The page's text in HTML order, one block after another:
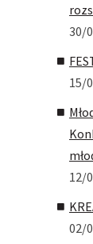
30/
15/
12/
02/